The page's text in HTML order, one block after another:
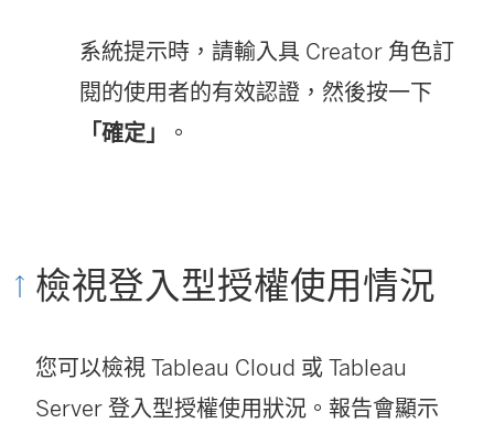
系統提示時，請輸入具 Creator 角色訂
閱的使用者的有效認證，然後按一下
「確定」
。
檢視登入型授權使用情況
您可以檢視 Tableau Cloud 或 Tableau
Server 登入型授權使用狀況。報告會顯示